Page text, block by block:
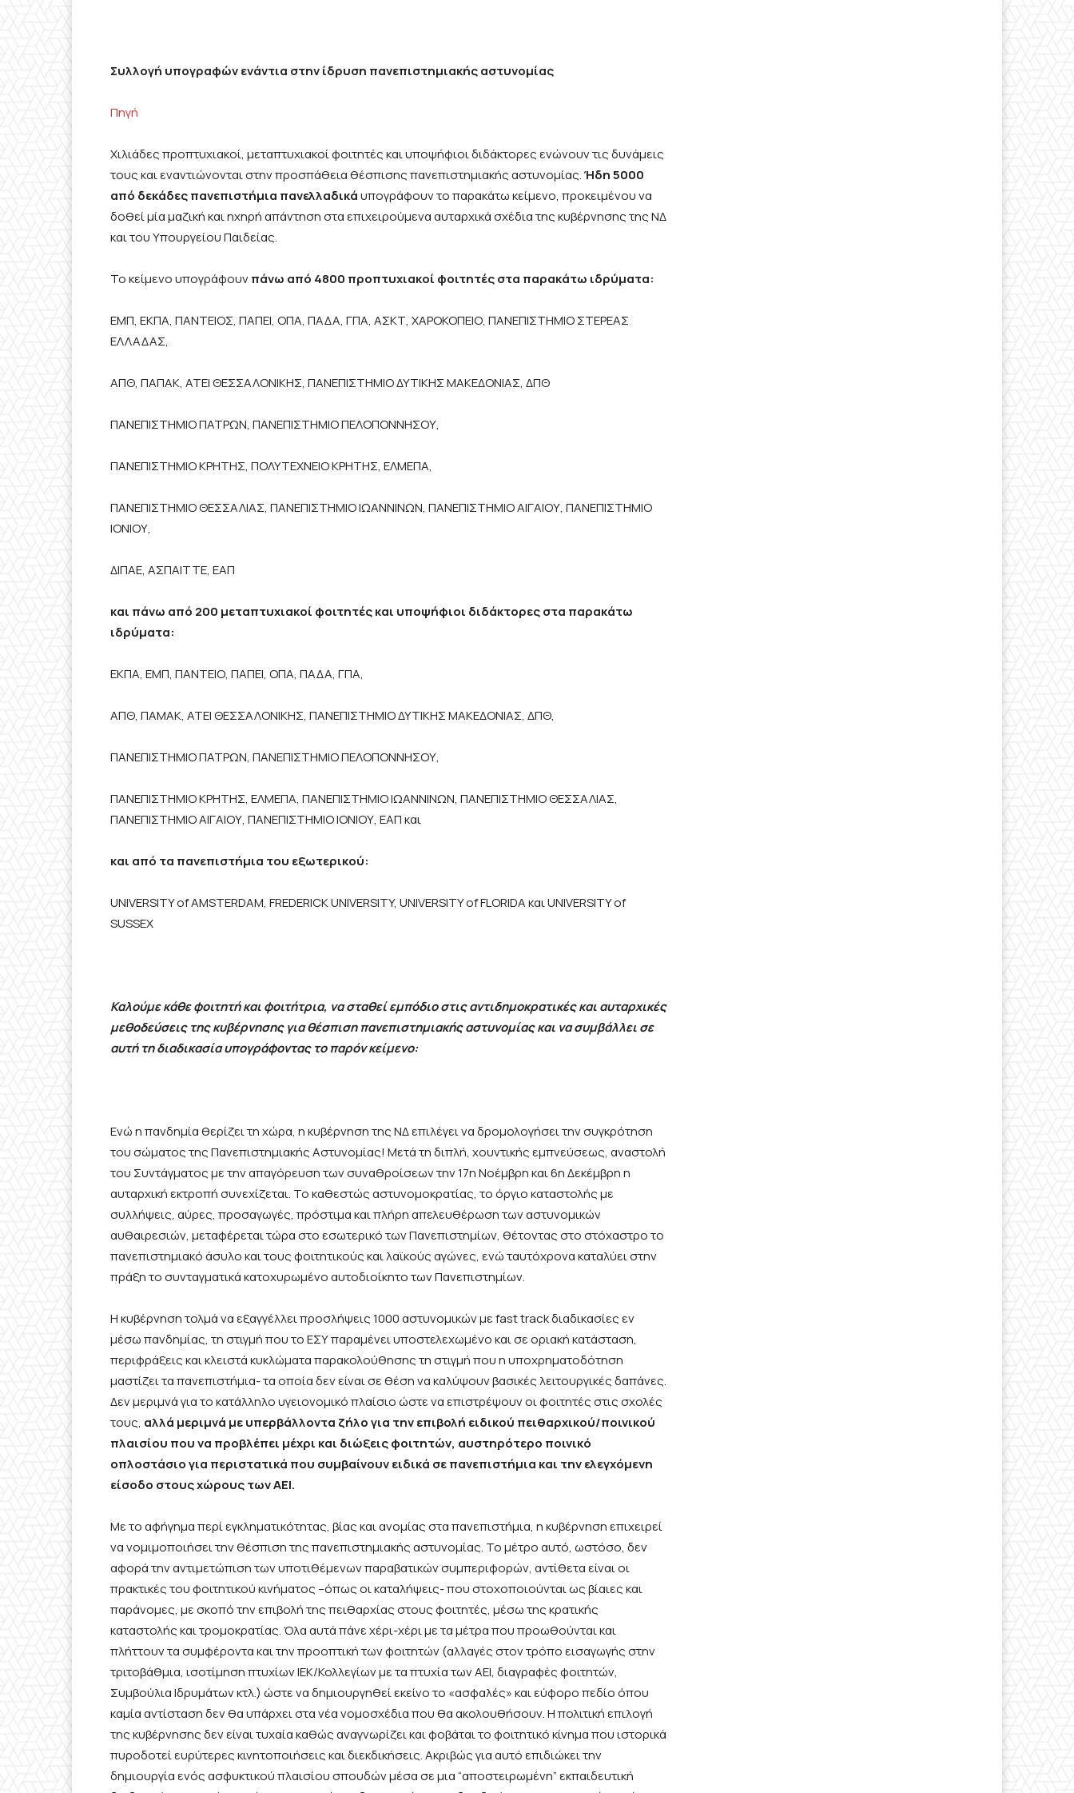
Συλλογή υπογραφών ενάντια στην ίδρυση πανεπιστημιακής αστυνομίας
Πηγή
Χιλιάδες προπτυχιακοί, μεταπτυχιακοί φοιτητές και υποψήφιοι διδάκτορες ενώνουν τις δυνάμεις
τους και εναντιώνονται στην προσπάθεια θέσπισης πανεπιστημιακής αστυνομίας.Ήδη 5000
από δεκάδες πανεπιστήμια πανελλαδικάυπογράφουν το παρακάτω κείμενο, προκειμένου να
δοθεί μία μαζική και ηχηρή απάντηση στα επιχειρούμενα αυταρχικά σχέδια της κυβέρνησης της ΝΔ
και του Υπουργείου Παιδείας.
Το κείμενο υπογράφουνπάνω από 4800 προπτυχιακοί φοιτητές στα παρακάτω ιδρύματα:
ΕΜΠ, ΕΚΠΑ, ΠΑΝΤΕΙΟΣ, ΠΑΠΕΙ, ΟΠΑ, ΠΑΔΑ, ΓΠΑ, ΑΣΚΤ, ΧΑΡΟΚΟΠEΙΟ, ΠΑΝΕΠΙΣΤΗΜΙΟ ΣΤΕΡΕΑΣ
ΕΛΛΑΔΑΣ,
ΑΠΘ, ΠΑΠΑΚ, ΑΤΕΙ ΘΕΣΣΑΛΟΝΙΚΗΣ, ΠΑΝΕΠΙΣΤΗΜΙΟ ΔΥΤΙΚΗΣ ΜΑΚΕΔΟΝΙΑΣ, ΔΠΘ
ΠΑΝΕΠΙΣΤΗΜΙΟ ΠΑΤΡΩΝ, ΠΑΝΕΠΙΣΤΗΜΙΟ ΠΕΛΟΠΟΝΝΗΣΟΥ,
ΠΑΝΕΠΙΣΤΗΜΙΟ ΚΡΗΤΗΣ, ΠΟΛΥΤΕΧΝΕΙΟ ΚΡΗΤΗΣ, ΕΛΜΕΠΑ,
ΠΑΝΕΠΙΣΤΗΜΙΟ ΘΕΣΣΑΛΙΑΣ, ΠΑΝΕΠΙΣΤΗΜΙΟ ΙΩΑΝΝΙΝΩΝ, ΠΑΝΕΠΙΣΤΗΜΙΟ ΑΙΓΑΙΟΥ, ΠΑΝΕΠΙΣΤΗΜΙΟ
ΙΟΝΙΟΥ,
ΔΙΠΑΕ, ΑΣΠΑΙΤΤΕ, ΕΑΠ
και πάνω από 200 μεταπτυχιακοί φοιτητές και υποψήφιοι διδάκτορες στα παρακάτω
ιδρύματα:
ΕΚΠΑ, ΕΜΠ, ΠΑΝΤΕΙΟ, ΠΑΠΕΙ, ΟΠΑ, ΠΑΔΑ, ΓΠΑ,
ΑΠΘ, ΠΑΜΑΚ, ΑΤΕΙ ΘΕΣΣΑΛΟΝΙΚΗΣ, ΠΑΝΕΠΙΣΤΗΜΙΟ ΔΥΤΙΚΗΣ ΜΑΚΕΔΟΝΙΑΣ, ΔΠΘ,
ΠΑΝΕΠΙΣΤΗΜΙΟ ΠΑΤΡΩΝ, ΠΑΝΕΠΙΣΤΗΜΙΟ ΠΕΛΟΠΟΝΝΗΣΟΥ,
ΠΑΝΕΠΙΣΤΗΜΙΟ ΚΡΗΤΗΣ, ΕΛΜΕΠΑ, ΠΑΝΕΠΙΣΤΗΜΙΟ ΙΩΑΝΝΙΝΩΝ, ΠΑΝΕΠΙΣΤΗΜΙΟ ΘΕΣΣΑΛΙΑΣ,
ΠΑΝΕΠΙΣΤΗΜΙΟ ΑΙΓΑΙΟΥ, ΠΑΝΕΠΙΣΤΗΜΙΟ ΙΟΝΙΟΥ, ΕΑΠ και
και από τα πανεπιστήμια του εξωτερικού:
UNIVERSITY of AMSTERDAM, FREDERICK UNIVERSITY, UNIVERSITY of FLORIDA και UNIVERSITY of
SUSSEX
Καλούμε κάθε φοιτητή και φοιτήτρια, να σταθεί εμπόδιο στις αντιδημοκρατικές και αυταρχικές
μεθοδεύσεις της κυβέρνησης για θέσπιση πανεπιστημιακής αστυνομίας και να συμβάλλει σε
αυτή τη διαδικασία υπογράφοντας το παρόν κείμενο:
Ενώ η πανδημία θερίζει τη χώρα, η κυβέρνηση της ΝΔ επιλέγει να δρομολογήσει την συγκρότηση
του σώματος της Πανεπιστημιακής Αστυνομίας! Μετά τη διπλή, χουντικής εμπνεύσεως, αναστολή
του Συντάγματος με την απαγόρευση των συναθροίσεων την 17ηΝοέμβρη και 6ηΔεκέμβρη η
αυταρχική εκτροπή συνεχίζεται. Το καθεστώς αστυνομοκρατίας, το όργιο καταστολής με
συλλήψεις, αύρες, προσαγωγές, πρόστιμα και πλήρη απελευθέρωση των αστυνομικών
αυθαιρεσιών, μεταφέρεται τώρα στο εσωτερικό των Πανεπιστημίων, θέτοντας στο στόχαστρο το
πανεπιστημιακό άσυλο και τους φοιτητικούς και λαϊκούς αγώνες, ενώ ταυτόχρονα καταλύει στην
πράξη το συνταγματικά κατοχυρωμένο αυτοδιοίκητο των Πανεπιστημίων.
Η κυβέρνηση τολμά να εξαγγέλλει προσλήψεις 1000 αστυνομικών με fast track διαδικασίες εν
μέσω πανδημίας, τη στιγμή που το ΕΣΥ παραμένει υποστελεχωμένο και σε οριακή κατάσταση,
περιφράξεις και κλειστά κυκλώματα παρακολούθησης τη στιγμή που η υποχρηματοδότηση
μαστίζει τα πανεπιστήμια- τα οποία δεν είναι σε θέση να καλύψουν βασικές λειτουργικές δαπάνες.
Δεν μεριμνά για το κατάλληλο υγειονομικό πλαίσιο ώστε να επιστρέψουν οι φοιτητές στις σχολές
τους, αλλά μεριμνά με υπερβάλλοντα ζήλο για την επιβολή ειδικού πειθαρχικού/ποινικού
πλαισίου που να προβλέπει μέχρι και διώξεις φοιτητών, αυστηρότερο ποινικό
οπλοστάσιο για περιστατικά που συμβαίνουν ειδικά σε πανεπιστήμια και την ελεγχόμενη
είσοδο στους χώρους των ΑΕΙ.
Με το αφήγημα περί εγκληματικότητας, βίας και ανομίας στα πανεπιστήμια, η κυβέρνηση επιχειρεί
να νομιμοποιήσει την θέσπιση της πανεπιστημιακής αστυνομίας. Το μέτρο αυτό, ωστόσο, δεν
αφορά την αντιμετώπιση των υποτιθέμενων παραβατικών συμπεριφορών, αντίθετα είναι οι
πρακτικές του φοιτητικού κινήματος –όπως οι καταλήψεις- που στοχοποιούνται ως βίαιες και
παράνομες, με σκοπό την επιβολή της πειθαρχίας στους φοιτητές, μέσω της κρατικής
καταστολής και τρομοκρατίας. Όλα αυτά πάνε χέρι-χέρι με τα μέτρα που προωθούνται και
πλήττουν τα συμφέροντα και την προοπτική των φοιτητών (αλλαγές στον τρόπο εισαγωγής στην
τριτοβάθμια, ισοτίμηση πτυχίων ΙΕΚ/Κολλεγίων με τα πτυχία των ΑΕΙ, διαγραφές φοιτητών,
Συμβούλια Ιδρυμάτων κτλ.) ώστε να δημιουργηθεί εκείνο το «ασφαλές» και εύφορο πεδίο όπου
καμία αντίσταση δεν θα υπάρχει στα νέα νομοσχέδια που θα ακολουθήσουν. Η πολιτική επιλογή
της κυβέρνησης δεν είναι τυχαία καθώς αναγνωρίζει και φοβάται το φοιτητικό κίνημα που ιστορικά
πυροδοτεί ευρύτερες κινητοποιήσεις και διεκδικήσεις.Ακριβώς για αυτό επιδιώκει την
δημιουργία ενός ασφυκτικού πλαισίου σπουδών μέσα σε μια “αποστειρωμένη” εκπαιδευτική